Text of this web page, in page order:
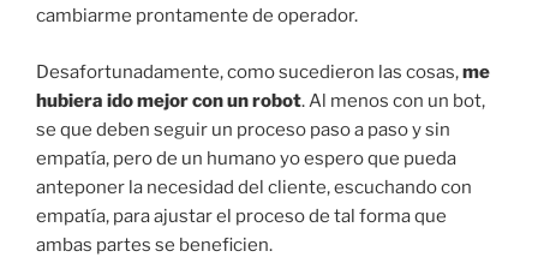
cambiarme prontamente de operador.
Desafortunadamente, como sucedieron las cosas,me
hubiera ido mejor con un robot. Al menos con un bot,
se que deben seguir un proceso paso a paso y sin
empatía, pero de un humano yo espero que pueda
anteponer la necesidad del cliente, escuchando con
empatía, para ajustar el proceso de tal forma que
ambas partes se beneficien.